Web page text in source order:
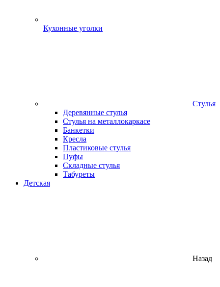
Кухонные уголки
Стулья
Деревянные стулья
Стулья на металлокаркасе
Банкетки
Кресла
Пластиковые стулья
Пуфы
Складные стулья
Табуреты
Детская
Назад